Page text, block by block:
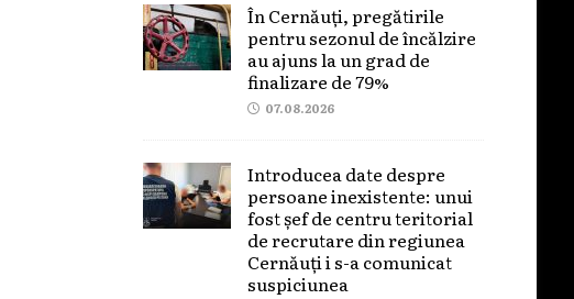
În Cernăuți, pregătirile
pentru sezonul de încălzire
au ajuns la un grad de
finalizare de 79%
07.08.2026
Introducea date despre
persoane inexistente: unui
fost șef de centru teritorial
de recrutare din regiunea
Cernăuți i s-a comunicat
suspiciunea